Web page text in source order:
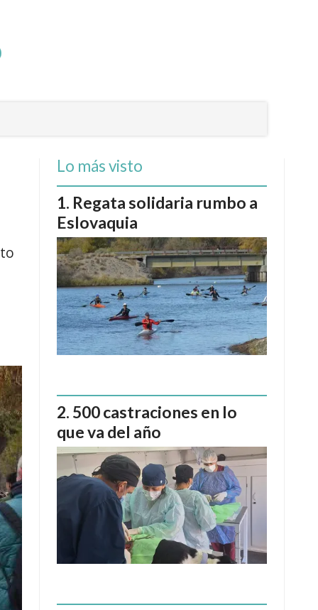
Lo más visto
Regata solidaria rumbo a
Eslovaquia
500 castraciones en lo
que va del año